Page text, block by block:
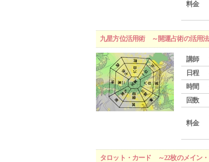
料金
九星方位活用術 ～開運占術の活用
講師
日程
時間
回数
料金
タロット・カード ～22枚のメイン